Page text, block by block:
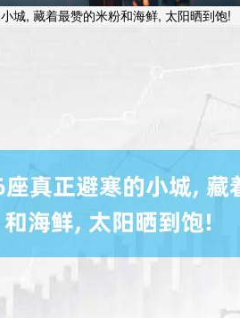
城, 藏着最赞的米粉和海鲜, 太阳晒到饱!